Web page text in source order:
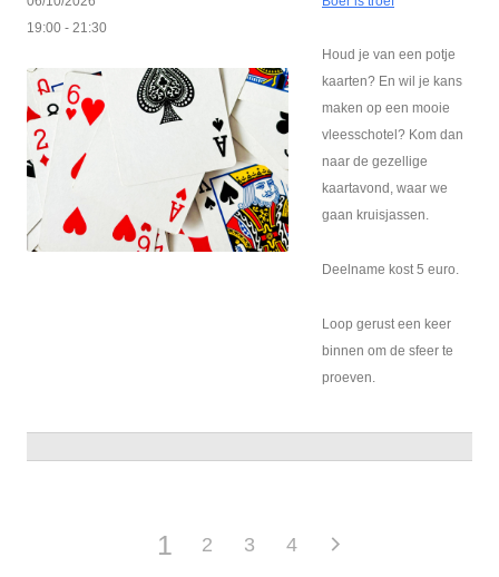
19:00 - 21:30
Houd je van een potje
kaarten? En wil je kans
maken op een mooie
vleesschotel? Kom dan
naar de gezellige
kaartavond, waar we
gaan kruisjassen.
Deelname kost 5 euro.
Loop gerust een keer
binnen om de sfeer te
proeven.
1 2 3 4